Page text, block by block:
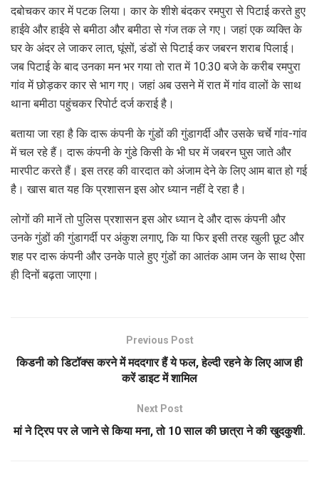
दबोचकर कार में पटक लिया। कार के शीशे बंदकर रमपुरा से पिटाई करते हुए
हाईवे और हाईवे से बमीठा और बमीठा से गंज तक ले गए। जहां एक व्यक्ति के
घर के अंदर ले जाकर लात, घूंसों, डंडों से पिटाई कर जबरन शराब पिलाई।
जब पिटाई के बाद उनका मन भर गया तो रात में 10:30 बजे के करीब रमपुरा
गांव में छोड़कर कार से भाग गए। जहां अब उसने में रात में गांव वालों के साथ
थाना बमीठा पहुंचकर रिपोर्ट दर्ज कराई है।
बताया जा रहा है कि दारू कंपनी के गुंडों की गुंडागर्दी और उसके चर्चे गांव-गांव
में चल रहे हैं। दारू कंपनी के गुंडे किसी के भी घर में जबरन घुस जाते और
मारपीट करते हैं। इस तरह की वारदात को अंजाम देने के लिए आम बात हो गई
है। खास बात यह कि प्रशासन इस ओर ध्यान नहीं दे रहा है।
लोगों की मानें तो पुलिस प्रशासन इस ओर ध्यान दे और दारू कंपनी और
उनके गुंडों की गुंडागर्दी पर अंकुश लगाए, कि या फिर इसी तरह खुली छूट और
शह पर दारू कंपनी और उनके पाले हुए गुंडों का आतंक आम जन के साथ ऐसा
ही दिनों बढ़ता जाएगा।
Previous Post
किडनी को डिटॉक्स करने में मददगार हैं ये फल, हेल्दी रहने के लिए आज ही
करें डाइट में शामिल
Next Post
मां ने ट्रिप पर ले जाने से किया मना, तो 10 साल की छात्रा ने की खुदकुशी.